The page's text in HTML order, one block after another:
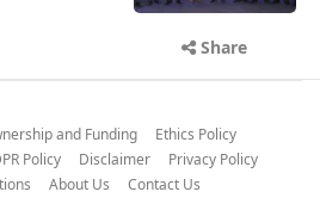
Share
and Funding
Ethics Policy
Policy Disclaimer
Privacy Policy
About Us Contact Us